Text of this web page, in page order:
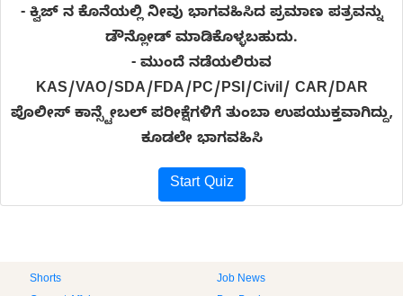
- ಕ್ವಿಜ್ ನ ಕೊನೆಯಲ್ಲಿ ನೀವು ಭಾಗವಹಿಸಿದ ಪ್ರಮಾಣ ಪತ್ರವನ್ನು
ಡೌನ್ಲೋಡ್ ಮಾಡಿಕೊಳ್ಳಬಹುದು.
- ಮುಂದೆ ನಡೆಯಲಿರುವ
KAS/VAO/SDA/FDA/PC/PSI/Civil/ CAR/DAR
ಪೊಲೀಸ್ ಕಾನ್ಸ್ಟೇಬಲ್ ಪರೀಕ್ಷೆಗಳಿಗೆ ತುಂಬಾ ಉಪಯುಕ್ತವಾಗಿದ್ದು,
ಕೂಡಲೇ ಭಾಗವಹಿಸಿ
Start Quiz
Shorts
Job News